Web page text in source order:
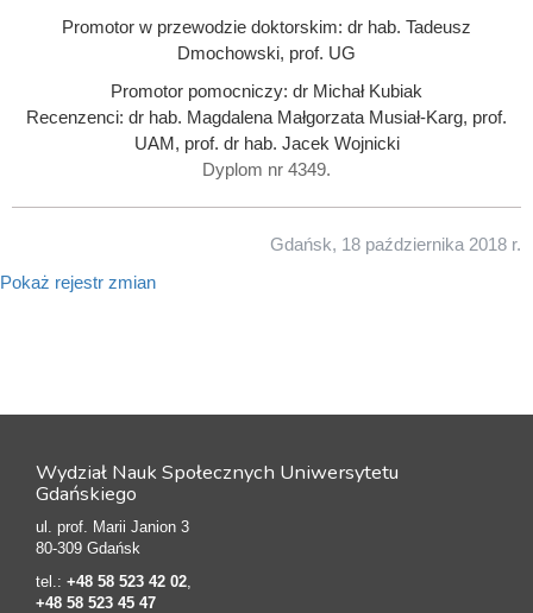
Promotor w przewodzie doktorskim: dr hab. Tadeusz
Dmochowski, prof. UG
Promotor pomocniczy: dr Michał Kubiak
Recenzenci: dr hab. Magdalena Małgorzata Musiał-Karg, prof.
UAM, prof. dr hab. Jacek Wojnicki
Dyplom nr 4349.
Gdańsk, 18 października 2018 r.
Pokaż rejestr zmian
Wydział Nauk Społecznych Uniwersytetu
Gdańskiego
ul. prof. Marii Janion 3
80-309 Gdańsk
tel.: +48 58 523 42 02
+48 58 523 45 47